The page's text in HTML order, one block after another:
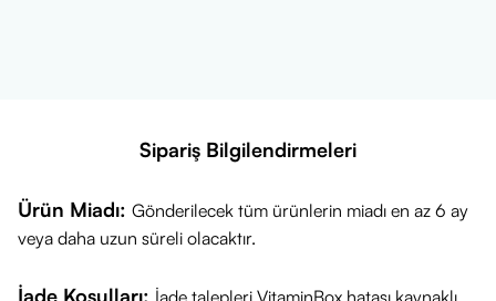
Karbonhidrat0,0g
Kreatin Monohidrat5.000mg
antrenman sonrası tüketiniz
Sipariş Bilgilendirmeleri
Ürün Miadı: Gönderilecek tüm ürünlerin miadı en az 6 ay
veya daha uzun süreli olacaktır.
İade Koşulları: İade talepleri VitaminBox hatası kaynaklı